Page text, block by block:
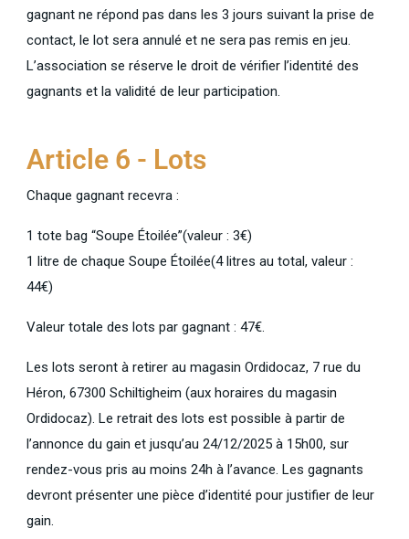
gagnant ne répond pas dans les 3 jours suivant la prise de
contact, le lot sera annulé et ne sera pas remis en jeu.
L’association se réserve le droit de vérifier l’identité des
gagnants et la validité de leur participation.
Article 6 - Lots
Chaque gagnant recevra :
1 tote bag “Soupe Étoilée”(valeur : 3€)
1 litre de chaque Soupe Étoilée(4 litres au total, valeur :
44€)
Valeur totale des lots par gagnant : 47€.
Les lots seront à retirer au magasin Ordidocaz, 7 rue du
Héron, 67300 Schiltigheim (aux horaires du magasin
Ordidocaz). Le retrait des lots est possible à partir de
l’annonce du gain et jusqu’au 24/12/2025 à 15h00, sur
rendez-vous pris au moins 24h à l’avance. Les gagnants
devront présenter une pièce d’identité pour justifier de leur
gain.